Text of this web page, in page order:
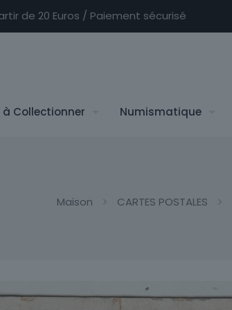
de 20 Euros / Paiement sécurisé
Collectionner Numismatique
Maison CARTES POSTALES